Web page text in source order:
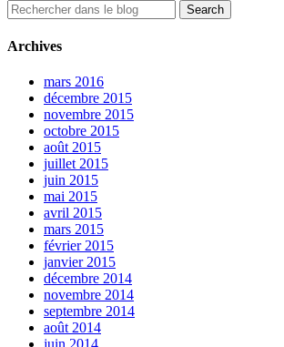
Archives
mars 2016
décembre 2015
novembre 2015
octobre 2015
août 2015
juillet 2015
juin 2015
mai 2015
avril 2015
mars 2015
février 2015
janvier 2015
décembre 2014
novembre 2014
septembre 2014
août 2014